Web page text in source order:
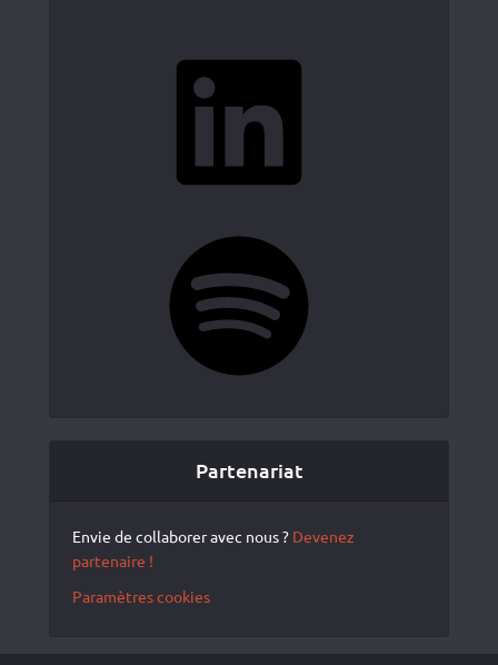
Partenariat
Envie de collaborer avec nous ? Devenez
partenaire !
Paramètres cookies